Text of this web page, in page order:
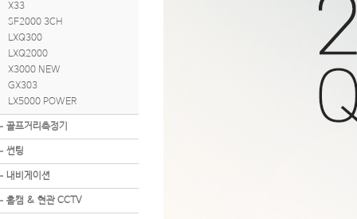
X33
SF2000 3CH
LXQ300
LXQ2000
X3000 NEW
GX303
LX5000 POWER
골프거리측정기
썬팅
내비게이션
홈캠 & 현관 CCTV